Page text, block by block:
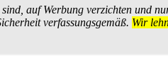
auf Werbung verzichten und
verfassungsgemäß. Wir